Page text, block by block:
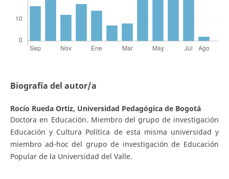
Biografía del autor/a
Rocío Rueda Ortiz, Universidad Pedagógica de Bogotá
Doctora en Educación. Miembro del grupo de investigación
Educación y Cultura Política de esta misma universidad y
miembro ad-hoc del grupo de investigación de Educación
Popular de la Universidad del Valle.